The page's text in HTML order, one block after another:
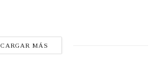
CARGAR MÁS